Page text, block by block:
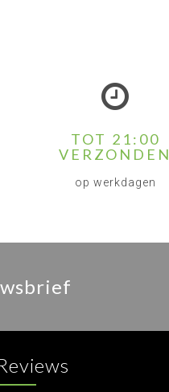
TOT 21:00
VERZONDEN
op werkdagen